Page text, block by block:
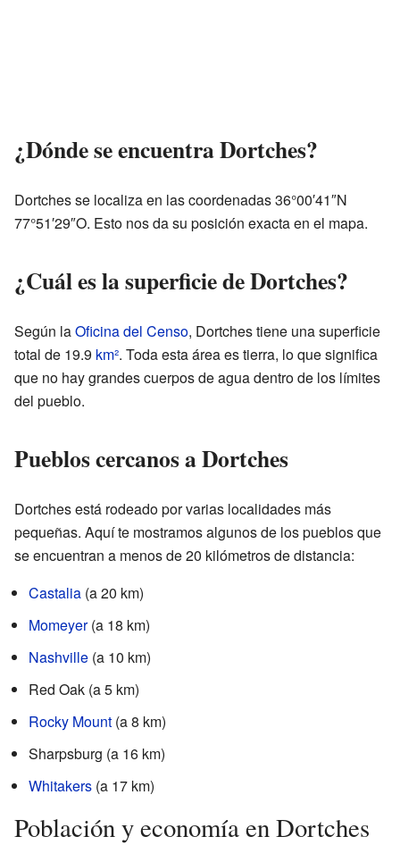
¿Dónde se encuentra Dortches?
Dortches se localiza en las coordenadas 36°00′41″N
77°51′29″O. Esto nos da su posición exacta en el mapa.
¿Cuál es la superficie de Dortches?
Según laOficina del Censo, Dortches tiene una superficie
total de 19.9 km². Toda esta área es tierra, lo que significa
que no hay grandes cuerpos de agua dentro de los límites
del pueblo.
Pueblos cercanos a Dortches
Dortches está rodeado por varias localidades más
pequeñas. Aquí te mostramos algunos de los pueblos que
se encuentran a menos de 20 kilómetros de distancia:
Castalia (a 20 km)
Momeyer(a 18 km)
Nashville (a 10 km)
Red Oak (a 5 km)
Rocky Mount (a 8 km)
Sharpsburg (a 16 km)
Whitakers (a 17 km)
Población y economía en Dortches